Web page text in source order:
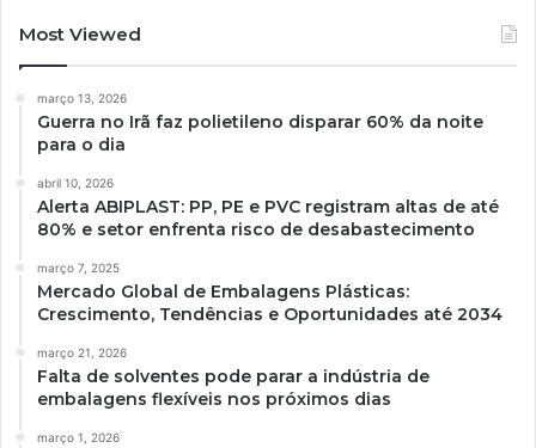
Most Viewed
março 13, 2026
Guerra no Irã faz polietileno disparar 60% da noite
para o dia
abril 10, 2026
Alerta ABIPLAST: PP, PE e PVC registram altas de até
80% e setor enfrenta risco de desabastecimento
março 7, 2025
Mercado Global de Embalagens Plásticas:
Crescimento, Tendências e Oportunidades até 2034
março 21, 2026
Falta de solventes pode parar a indústria de
embalagens flexíveis nos próximos dias
março 1, 2026